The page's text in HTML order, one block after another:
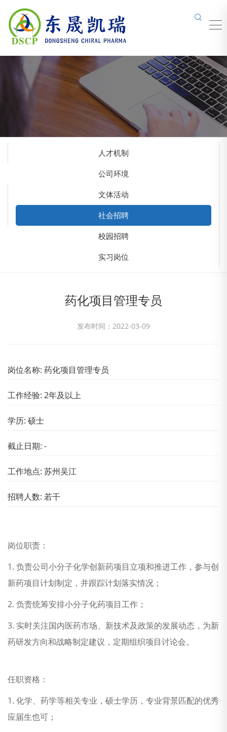
人才机制
公司环境
文体活动
社会招聘
校园招聘
实习岗位
药化项目管理专员
发布时间：2022-03-09
岗位名称: 药化项目管理专员
工作经验: 2年及以上
学历: 硕士
截止日期: -
工作地点: 苏州吴江
招聘人数: 若干
岗位职责：
1. 负责公司小分子化学创新药项目立项和推进工作，参与创
新药项目计划制定，并跟踪计划落实情况；
2. 负责统筹安排小分子化药项目工作；
3. 实时关注国内医药市场、新技术及政策的发展动态，为新
药研发方向和战略制定建议，定期组织项目讨论会。
任职资格：
1. 化学、药学等相关专业，硕士学历，专业背景匹配的优秀
应届生也可；